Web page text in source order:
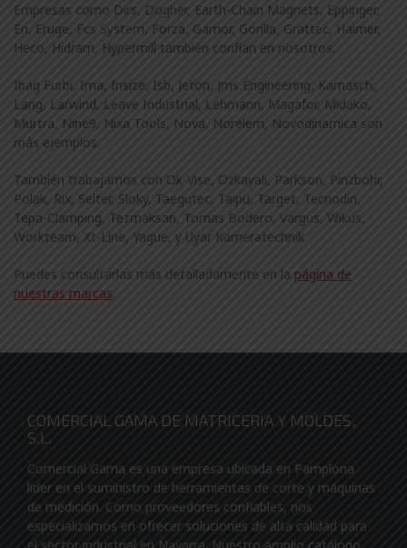
Empresas como Dirs, Dogher, Earth-Chain Magnets, Eppinger,
Eri, Eruge, Fcs System, Forza, Gamor, Gorilla, Grattec, Haimer,
Heco, Hidram, Hypermill también confían en nosotros.
Ibag Furbi, Ima, Insize, Isb, Jeton, Jms Engineering, Karnasch,
Lang, Larwind, Leave Industrial, Lehmann, Magafor, Midako,
Murtra, Nine9, Nixa Tools, Nova, Norelem, Novodinamica son
más ejemplos.
También trabajamos con Ok-Vise, Ozkayali, Parkson, Pinzbohr,
Polak, Rix, Selter, Sloky, Taegutec, Taipu, Target, Tecnodin,
Tepa-Clamping, Tezmaksan, Tomas Bodero, Vargus, Wikus,
Workteam, Xt-Line, Yague, y Uyar Kameratechnik.
Puedes consultarlas más detalladamente en la página de
nuestras marcas.
COMERCIAL GAMA DE MATRICERIA Y MOLDES,
S.L.
Comercial Gama es una empresa ubicada en Pamplona
líder en el suministro de herramientas de corte y máquinas
de medición. Como proveedores confiables, nos
especializamos en ofrecer soluciones de alta calidad para